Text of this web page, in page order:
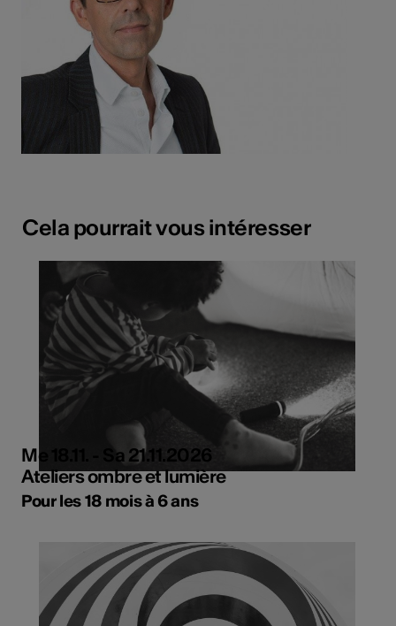
Cela pourrait vous intéresser
Me 18.11. - Sa 21.11.2026
Ateliers ombre et lumière
Pour les 18 mois à 6 ans